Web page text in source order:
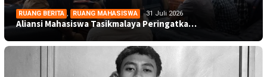
RUANG BERITA , RUANG MAHASISWA 31 Juli 2026
Aliansi Mahasiswa Tasikmalaya Peringatka…